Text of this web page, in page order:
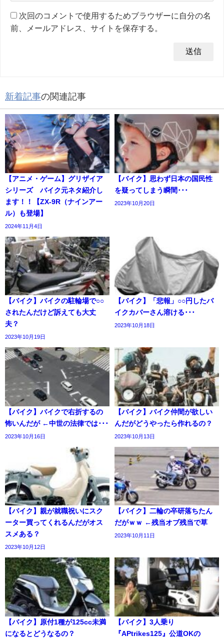
次回のコメントで使用するためブラウザーに自分の名
前、メールアドレス、サイトを保存する。
新着記事の関連記事
【アニメ・ゲーム】グリザイア
シリーズ バイク元ネタ紹介し
ます！！【ZX-9R（ナインアー
ル）も登場】
2024年11月4日
【バイク】思わず日本の国民性
を疑ってしまう瞬間･･･
2023年10月20日
【バイク】バイクの駐輪場で○○
されたんだけど訴えても大丈
夫？
2023年10月19日
【バイク】「悲報」○○円したバ
イクカバーさん溶ける･･･
2023年10月18日
【バイク】バイクで右折するの
怖いんだが ←中世の法律では･･･
2023年10月16日
【バイク】バイク仲間が欲しい
んだがどうやったら作れるの？
2023年10月13日
【バイク】親が就職祝いにスク
ーター買ってくれるんだがオス
スメある？
2023年10月12日
【バイク】二輪の卒研落ちたん
だがｗｗ ←残当オブ残当で草
2023年10月11日
【バイク】原付1種が125cc未満
になるとどうなるの？
【バイク】3人乗り
『APtrikes125』公道OKの